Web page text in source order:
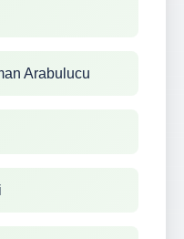
Arabulucu